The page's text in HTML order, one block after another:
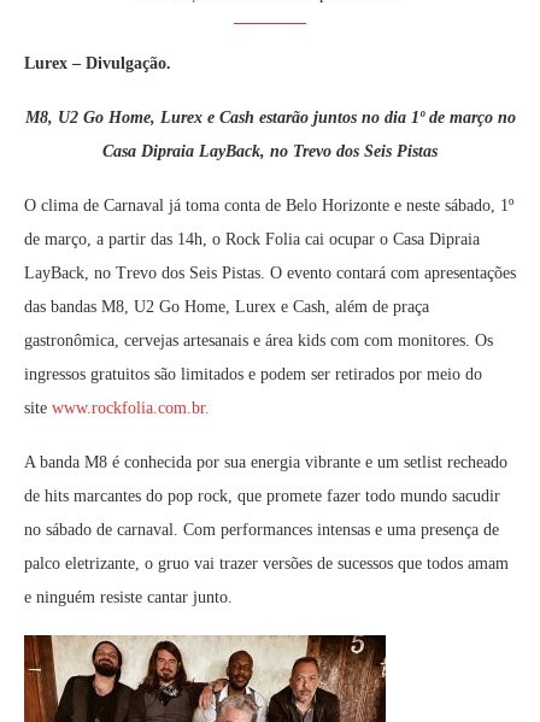
Lurex – Divulgação.
M8, U2 Go Home, Lurex e Cash estarão juntos no dia 1º de março no
Casa Dipraia LayBack, no Trevo dos Seis Pistas
O clima de Carnaval já toma conta de Belo Horizonte e neste sábado, 1º
de março, a partir das 14h, o Rock Folia cai ocupar o Casa Dipraia
LayBack, no Trevo dos Seis Pistas. O evento contará com apresentações
das bandas M8, U2 Go Home, Lurex e Cash, além de praça
gastronômica, cervejas artesanais e área kids com com monitores. Os
ingressos gratuitos são limitados e podem ser retirados por meio do
site www.rockfolia.com.br.
A banda M8 é conhecida por sua energia vibrante e um setlist recheado
de hits marcantes do pop rock, que promete fazer todo mundo sacudir
no sábado de carnaval. Com performances intensas e uma presença de
palco eletrizante, o gruo vai trazer versões de sucessos que todos amam
e ninguém resiste cantar junto.